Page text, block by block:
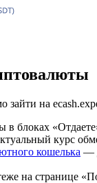
зайти на
блоках
курс
кошелька —
на странице